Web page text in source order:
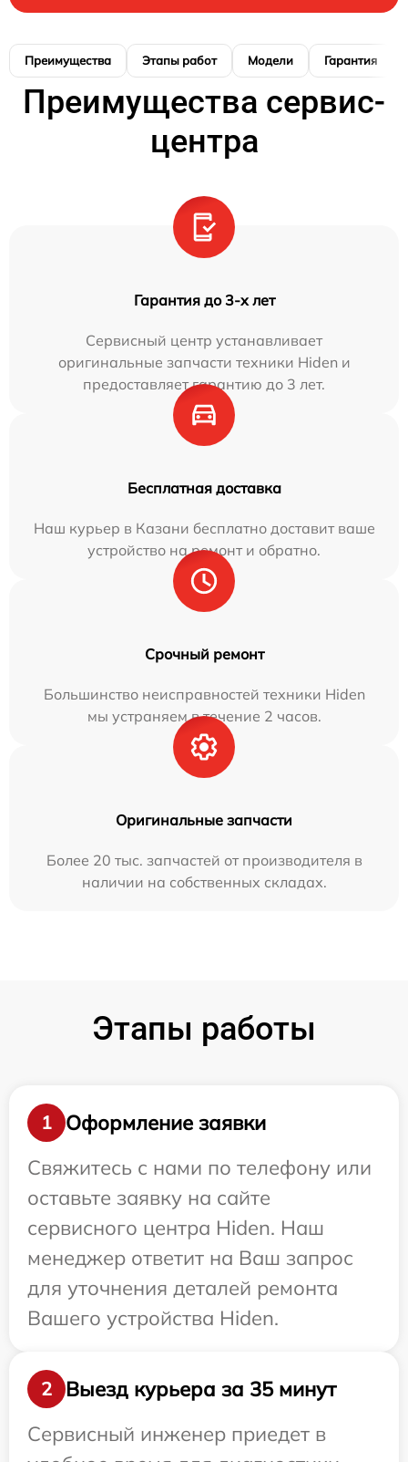
Преимущества Этапы работ Модели Гарантия
Преимущества сервис-
центра
Гарантия до 3-х лет
Сервисный центр устанавливает
оригинальные запчасти техники Hiden и
предоставляет гарантию до 3 лет.
Бесплатная доставка
Наш курьер в Казани бесплатно доставит ваше
устройство на ремонт и обратно.
Срочный ремонт
Большинство неисправностей техники Hiden
мы устраняем в течение 2 часов.
Оригинальные запчасти
Более 20 тыс. запчастей от производителя в
наличии на собственных складах.
Этапы работы
1
Оформление заявки
Свяжитесь с нами по телефону или
оставьте заявку на сайте
сервисного центра Hiden. Наш
менеджер ответит на Ваш запрос
для уточнения деталей ремонта
Вашего устройства Hiden.
2
Выезд курьера за 35 минут
Сервисный инженер приедет в